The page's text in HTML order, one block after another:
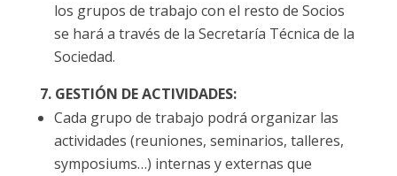
los grupos de trabajo con el resto de Socios
se hará a través de la Secretaría Técnica de la
Sociedad.
7. GESTIÓN DE ACTIVIDADES:
Cada grupo de trabajo podrá organizar las
actividades (reuniones, seminarios, talleres,
symposiums…) internas y externas que